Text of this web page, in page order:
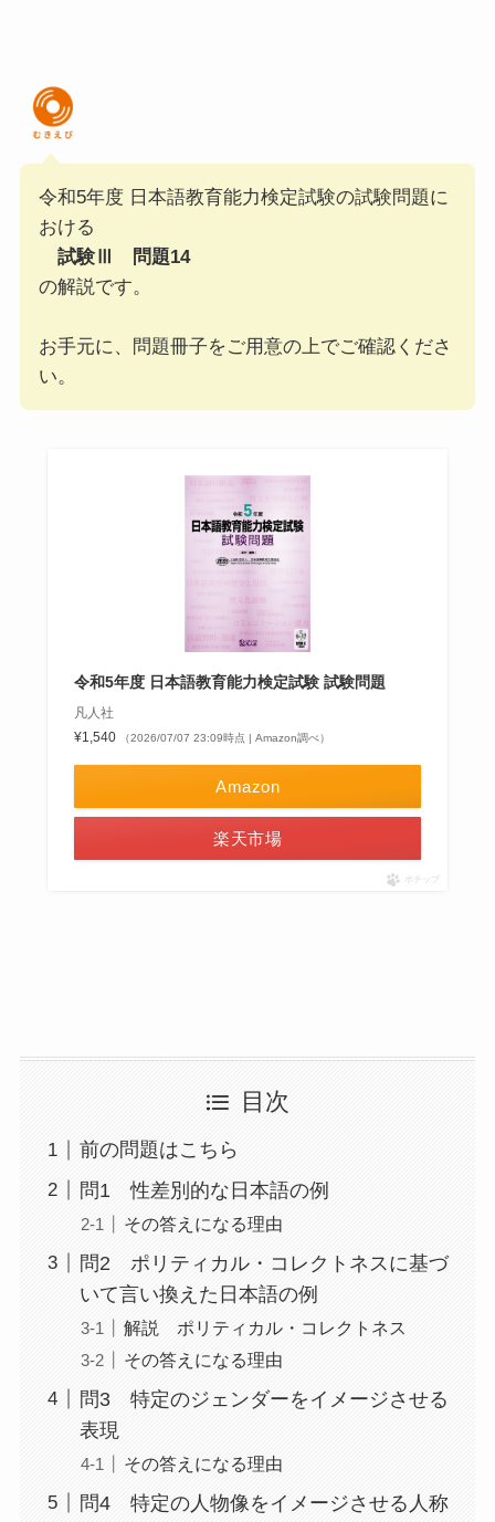
令和5年度 日本語教育能力検定試験の試験問題に
おける
試験Ⅲ 問題14
の解説です。
お手元に、問題冊子をご用意の上でご確認くださ
い。
令和5年度 日本語教育能力検定試験 試験問題
凡人社
¥1,540
（2026/07/07 23:09時点 | Amazon調べ）
Amazon
楽天市場
ポチップ
目次
前の問題はこちら
問1 性差別的な日本語の例
その答えになる理由
問2 ポリティカル・コレクトネスに基づ
いて言い換えた日本語の例
解説 ポリティカル・コレクトネス
その答えになる理由
問3 特定のジェンダーをイメージさせる
表現
その答えになる理由
問4 特定の人物像をイメージさせる人称